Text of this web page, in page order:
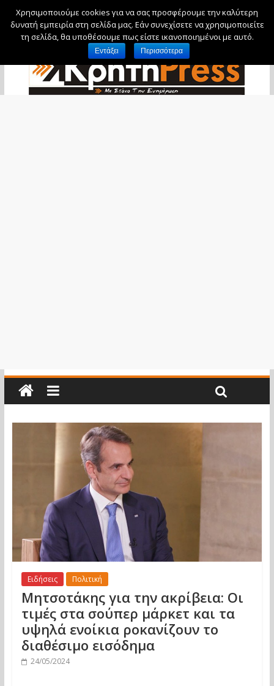
Σάββατο, 8 Αυγούστου, 2026
Ειδήσεις Πολιτική
Μητσοτάκης για την ακρίβεια: Οι
τιμές στα σούπερ μάρκετ και τα
υψηλά ενοίκια ροκανίζουν το
διαθέσιμο εισόδημα
24/05/2024
Χρησιμοποιούμε cookies για να σας προσφέρουμε την καλύτερη
δυνατή εμπειρία στη σελίδα μας. Εάν συνεχίσετε να χρησιμοποιείτε
τη σελίδα, θα υποθέσουμε πως είστε ικανοποιημένοι με αυτό.
Εντάξει Περισσότερα